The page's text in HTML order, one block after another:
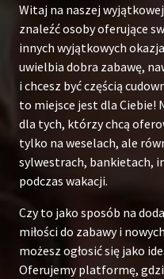
Witaj na naszej
znaleźć osoby oferujące
innych wyjątkowych
uwielbia dobra zabawę,
i chcesz być częścią
to miejsce jest dla Ciebie!
dla tych, którzy chcą
tylko na weselach, ale
sylwestrach, bankietach,
podczas wakacji.
Czy to jako sposób na
miłości do zabawy i
możesz ogłosić się jako
Oferujemy platformę,